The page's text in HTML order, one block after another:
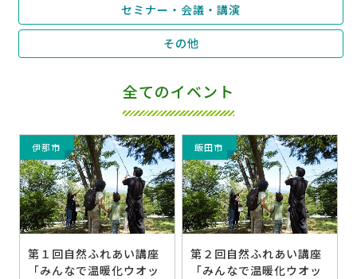
セミナー・会議・講演
その他
全てのイベント
伊那市
第１回自然ふれあい講座
「みんなで温暖化ウオッ
飯田市
第２回自然ふれあい講座
「みんなで温暖化ウオッ